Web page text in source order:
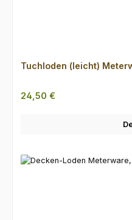
Tuchloden (leicht)
Regulärer Preis:
24,50 €